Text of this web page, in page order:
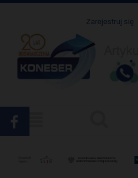
Zarejestruj się